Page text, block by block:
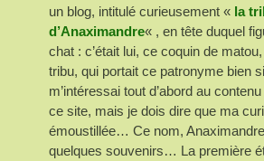
un blog, intitulé curieusement « la
d’Anaximandre« , en tête duquel
chat : c’était lui, ce coquin de
tribu, qui portait ce patronyme bien
m’intéressai tout d’abord au
ce site, mais je dois dire que ma
émoustillée… Ce nom,
quelques souvenirs… La première